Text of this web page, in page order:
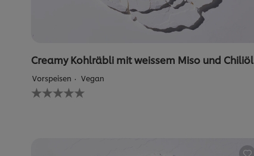
Creamy Kohlräbli mit weissem Miso und Chiliöl
Vorspeisen Vegan
Keine
Bewertungen